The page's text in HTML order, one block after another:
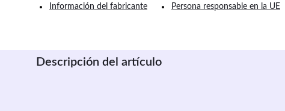
Información del fabricante Persona responsable en la UE
Descripción del artículo